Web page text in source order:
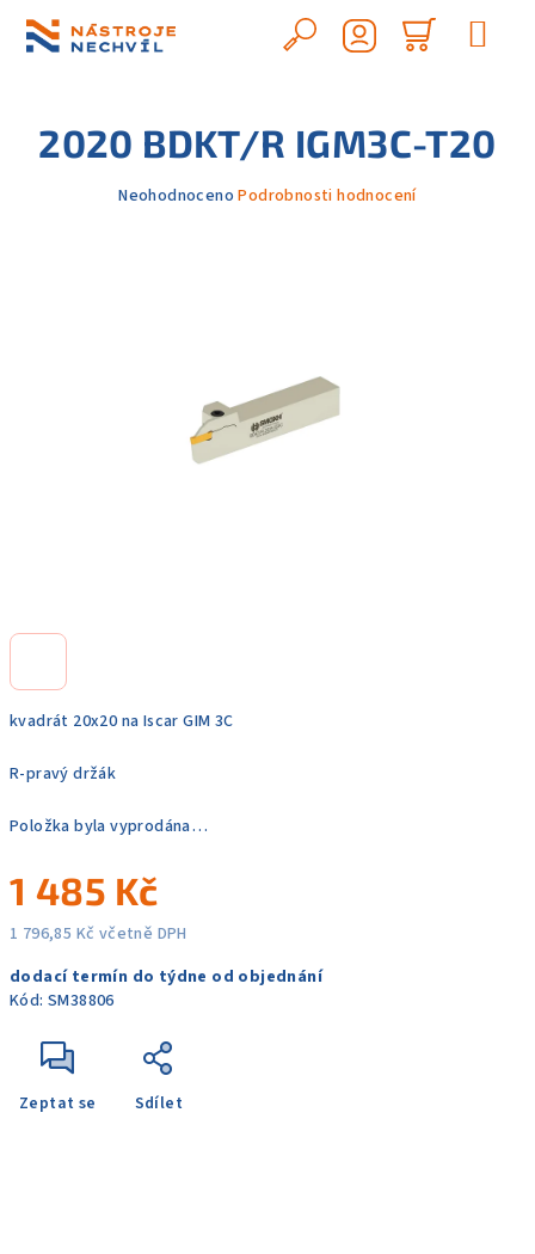
obsah
Hledat
košík
kvadrát 20x20 na Iscar GIM 3C
R-pravý držák
Položka byla vyprodána…
1 485 Kč
1 796,85 Kč včetně DPH
cena:
dodací termín do týdne od objednání
Kód: SM38806
Zeptat se Sdílet
2020 BDKT/R IGM3C-T20
Průměrné
Neohodnoceno Podrobnosti hodnocení